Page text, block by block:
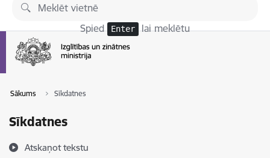
Pāriet uz lapas saturu
Spied Enter lai meklētu
Sākums Sīkdatnes
Sīkdatnes
Atskaņot tekstu